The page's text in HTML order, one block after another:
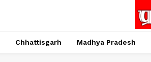
Chhattisgarh Madhya Pradesh